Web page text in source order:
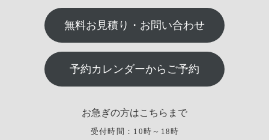
無料お見積り・お問い合わせ
予約カレンダーからご予約
お急ぎの方はこちらまで
受付時間：10時～18時